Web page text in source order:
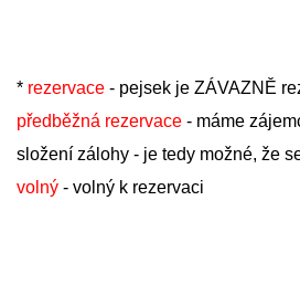
* rezervace - pejsek je ZÁVAZNĚ
předběžná rezervace - máme
složení zálohy - je tedy možné, že
volný - volný k rezervaci